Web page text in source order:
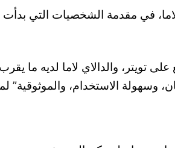
لاما، في مقدمة الشخصيات التي بدأت
وسهولة الاستخدام، والموثوقية”